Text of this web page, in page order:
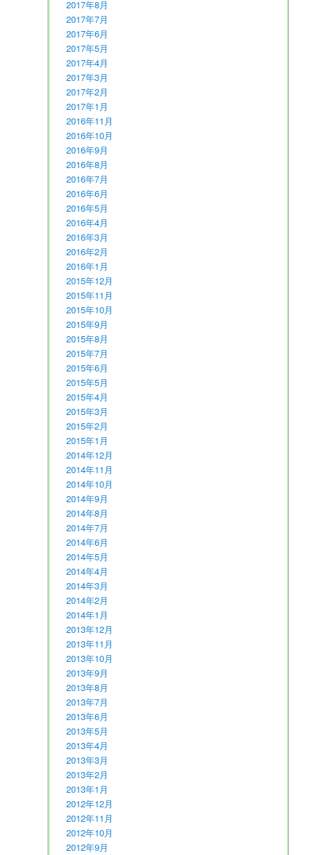
2017年8月
2017年7月
2017年6月
2017年5月
2017年4月
2017年3月
2017年2月
2017年1月
2016年11月
2016年10月
2016年9月
2016年8月
2016年7月
2016年6月
2016年5月
2016年4月
2016年3月
2016年2月
2016年1月
2015年12月
2015年11月
2015年10月
2015年9月
2015年8月
2015年7月
2015年6月
2015年5月
2015年4月
2015年3月
2015年2月
2015年1月
2014年12月
2014年11月
2014年10月
2014年9月
2014年8月
2014年7月
2014年6月
2014年5月
2014年4月
2014年3月
2014年2月
2014年1月
2013年12月
2013年11月
2013年10月
2013年9月
2013年8月
2013年7月
2013年6月
2013年5月
2013年4月
2013年3月
2013年2月
2013年1月
2012年12月
2012年11月
2012年10月
2012年9月